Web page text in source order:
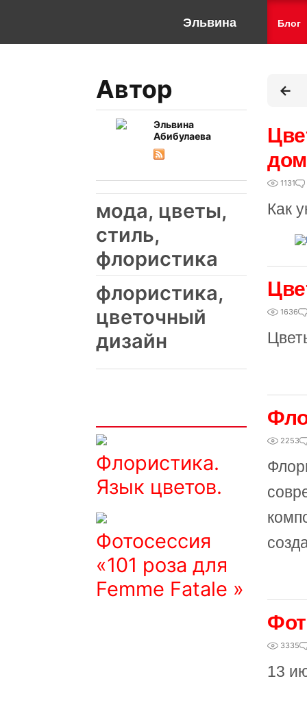
Эльвина Блог
Автор
Эльвина
Абибулаева
мода, цветы,
стиль,
флористика
флористика,
цветочный
дизайн
Флористика.
Язык цветов.
Фотосессия
«101 роза для
Femme Fatale »
1131
Как
1636
2253
3335
13